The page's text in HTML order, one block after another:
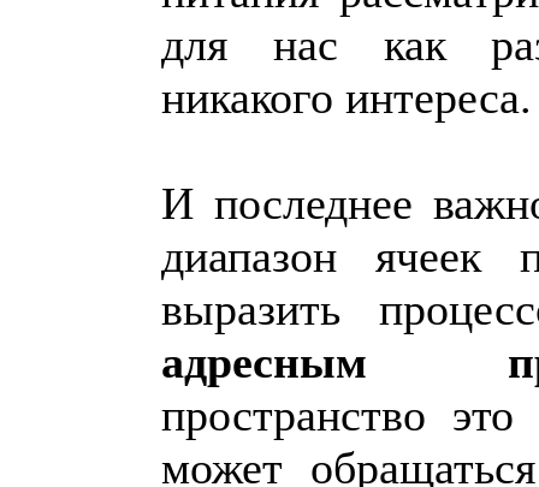
для нас как
никакого интереса.
И последнее
диапазон ячеек
выразить
адресным
пространство
может